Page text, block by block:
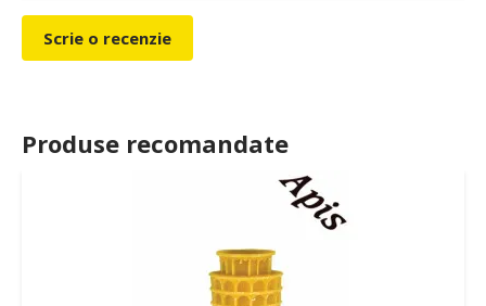
Scrie o recenzie
Produse recomandate